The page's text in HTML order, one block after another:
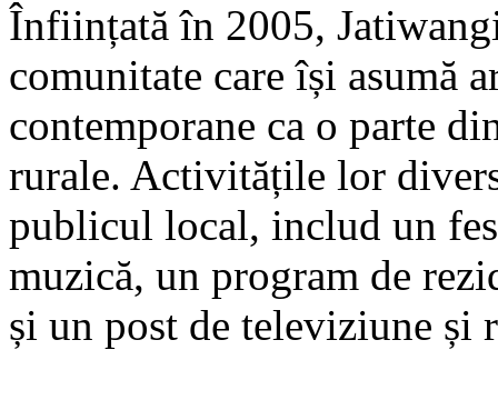
Înființată în 2005,
comunitate care își asumă
contemporane ca o parte
rurale. Activitățile lor
publicul local, includ un
muzică, un program de
și un post de televiziune și